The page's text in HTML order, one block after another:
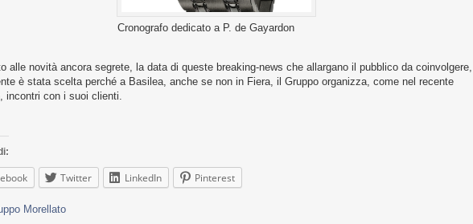
Cronografo dedicato a P. de Gayardon
alle novità ancora segrete, la data di queste breaking-news che allargano il pubblico da coinvolgere,
è stata scelta perché a Basilea, anche se non in Fiera, il Gruppo organizza, come nel recente
incontri con i suoi clienti.
Twitter LinkedIn Pinterest
Morellato